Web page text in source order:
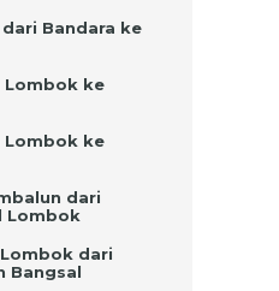
Bandara ke
Lombok ke
Lombok ke
dari
Lombok
dari
Bangsal